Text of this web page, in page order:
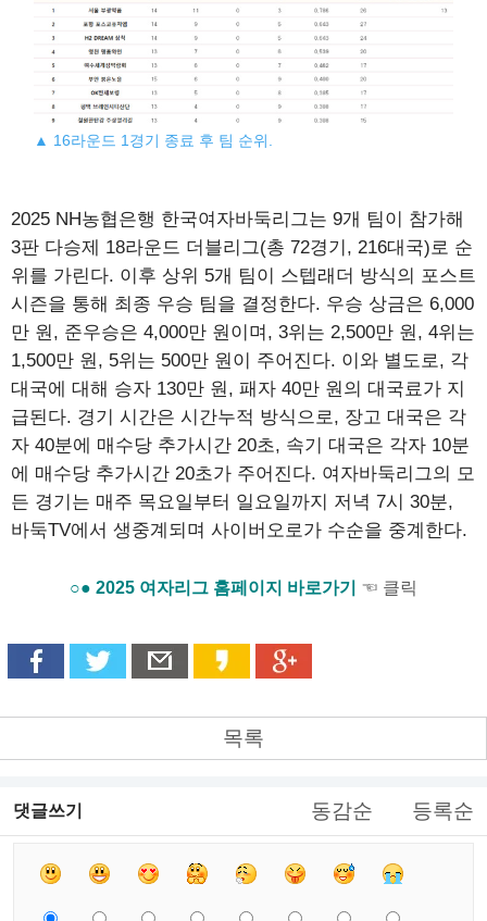
▲ 16라운드 1경기 종료 후 팀 순위.
2025 NH농협은행 한국여자바둑리그는 9개 팀이 참가해
3판 다승제 18라운드 더블리그(총 72경기, 216대국)로 순
위를 가린다. 이후 상위 5개 팀이 스텝래더 방식의 포스트
시즌을 통해 최종 우승 팀을 결정한다. 우승 상금은 6,000
만 원, 준우승은 4,000만 원이며, 3위는 2,500만 원, 4위는
1,500만 원, 5위는 500만 원이 주어진다. 이와 별도로, 각
대국에 대해 승자 130만 원, 패자 40만 원의 대국료가 지
급된다. 경기 시간은 시간누적 방식으로, 장고 대국은 각
자 40분에 매수당 추가시간 20초, 속기 대국은 각자 10분
에 매수당 추가시간 20초가 주어진다. 여자바둑리그의 모
든 경기는 매주 목요일부터 일요일까지 저녁 7시 30분,
바둑TV에서 생중계되며 사이버오로가 수순을 중계한다.
○● 2025 여자리그 홈페이지 바로가기 ☜ 클릭
목록
댓글쓰기 동감순 등록순